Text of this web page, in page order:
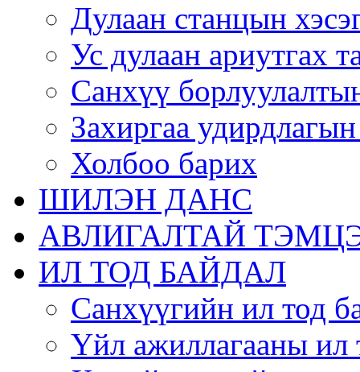
Дулаан станцын
Ус дулаан ариутгах
Санхүү
Захиргаа удирдлагын
Холбоо барих
ШИЛЭН ДАНС
АВЛИГАЛТАЙ
ИЛ ТОД БАЙДАЛ
Санхүүгийн ил тод
Үйл ажиллагааны ил